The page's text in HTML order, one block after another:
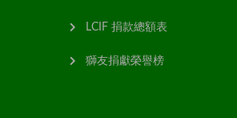
LCIF 捐款總額表
獅友捐獻榮譽榜